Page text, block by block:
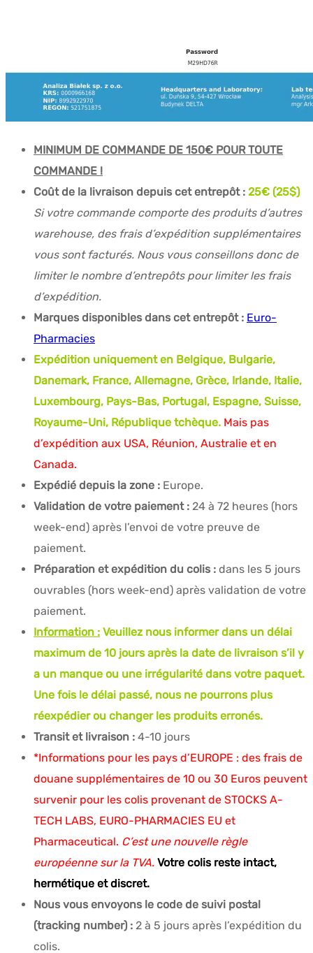
MINIMUM DE COMMANDE DE 150€ POUR TOUTE
COMMANDE !
Coût de la livraison depuis cet entrepôt : 25€ (25$)
Si votre commande comporte des produits d’autres
warehouse, des frais d’expédition supplémentaires
vous sont facturés. Nous vous conseillons donc de
limiter le nombre d’entrepôts pour limiter les frais
d’expédition.
Marques disponibles dans cet entrepôt : Euro-
Pharmacies
Expédition uniquement en Belgique, Bulgarie,
Danemark, France, Allemagne, Grèce, Irlande, Italie,
Luxembourg, Pays-Bas, Portugal, Espagne, Suisse,
Royaume-Uni, République tchèque. Mais pas
d’expédition aux USA, Réunion, Australie et en
Canada.
Expédié depuis la zone : Europe.
Validation de votre paiement : 24 à 72 heures (hors
week-end) après l’envoi de votre preuve de
paiement.
Préparation et expédition du colis : dans les 5 jours
ouvrables (hors week-end) après validation de votre
paiement.
Information : Veuillez nous informer dans un délai
maximum de 10 jours après la date de livraison s’il y
a un manque ou une irrégularité dans votre paquet.
Une fois le délai passé, nous ne pourrons plus
réexpédier ou changer les produits erronés.
Transit et livraison : 4-10 jours
*Informations pour les pays d’EUROPE : des frais de
douane supplémentaires de 10 ou 30 Euros peuvent
survenir pour les colis provenant de STOCKS A-
TECH LABS, EURO-PHARMACIES EU et
Pharmaceutical. C’est une nouvelle règle
européenne sur la TVA. Votre colis reste intact,
hermétique et discret.
Nous vous envoyons le code de suivi postal
(tracking number) : 2 à 5 jours après l’expédition du
colis.